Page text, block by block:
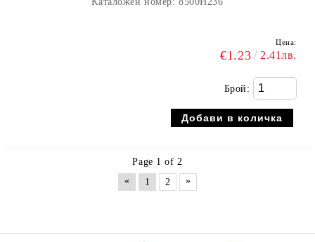
Цена:
€1.23 2.41лв.
Брой:
Page 1 of 2
«
1 2 »